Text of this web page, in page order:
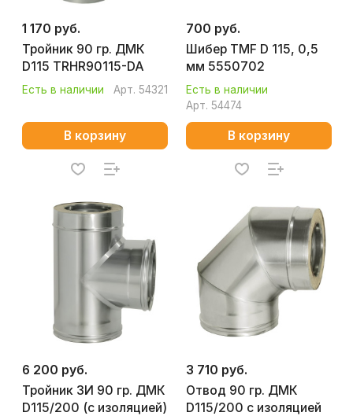
1 170 руб.
Тройник 90 гр. ДМК
D115 TRHR90115-DA
Есть в наличии Арт. 54321
В корзину
700 руб.
Шибер TMF D 115, 0,5
мм 5550702
Есть в наличии
Арт. 54474
В корзину
6 200 руб.
Тройник ЗИ 90 гр. ДМК
D115/200 (с изоляцией)
3 710 руб.
Отвод 90 гр. ДМК
D115/200 с изоляцией